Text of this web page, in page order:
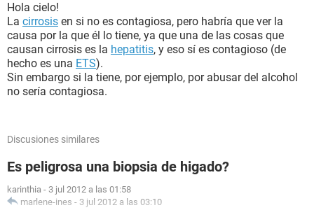
Hola cielo!
La cirrosis en si no es contagiosa, pero habría que ver la
causa por la que él lo tiene, ya que una de las cosas que
causan cirrosis es la hepatitis, y eso sí es contagioso (de
hecho es una ETS).
Sin embargo si la tiene, por ejemplo, por abusar del alcohol
no sería contagiosa.
Discusiones similares
Es peligrosa una biopsia de higado?
karinthia - 3 jul 2012 a las 01:58
marlene-ines - 3 jul 2012 a las 03:10